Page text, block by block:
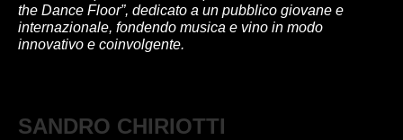
the Dance Floor”, dedicato a un pubblico giovane e
internazionale, fondendo musica e vino in modo
innovativo e coinvolgente.
SANDRO CHIRIOTTI